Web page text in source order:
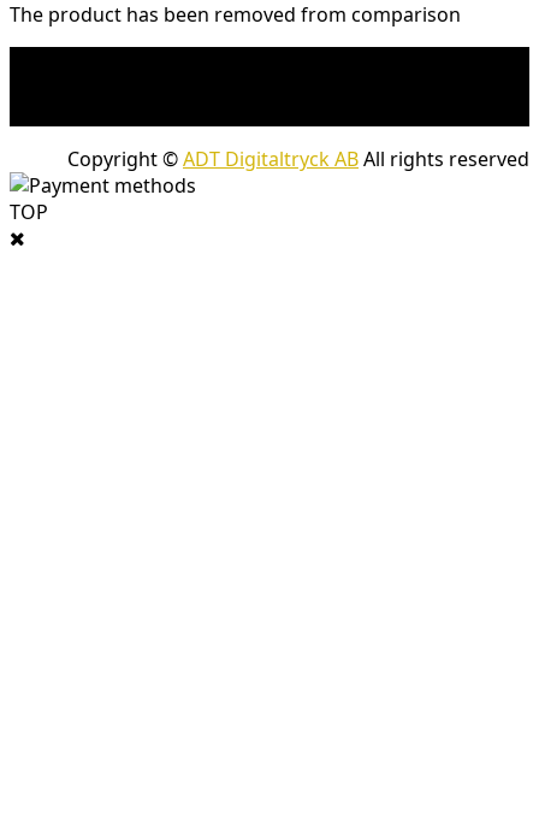
The product has been removed from comparison
Copyright ©ADT Digitaltryck ABAll rights reserved
TOP